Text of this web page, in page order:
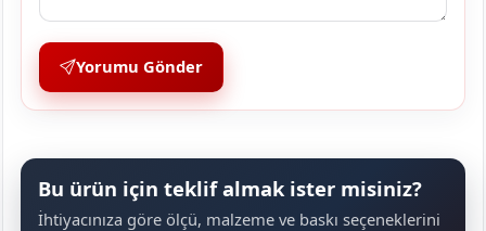
Yorumu Gönder
Bu ürün için teklif almak ister misiniz?
İhtiyacınıza göre ölçü, malzeme ve baskı seçeneklerini